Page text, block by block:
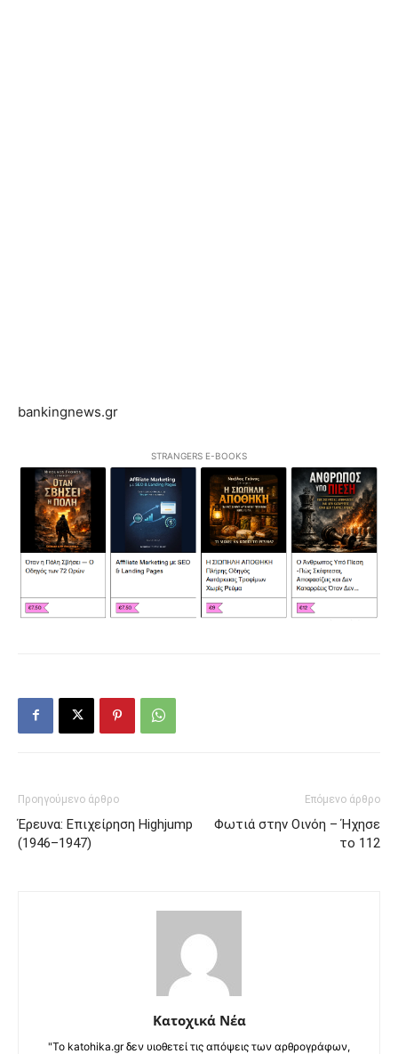
bankingnews.gr
STRANGERS E-BOOKS
Προηγούμενο άρθρο
Έρευνα: Επιχείρηση Highjump
(1946–1947)
Επόμενο άρθρο
Φωτιά στην Οινόη – Ήχησε
το 112
Κατοχικά Νέα
"Το katohika.gr δεν υιοθετεί τις απόψεις των αρθρογράφων,